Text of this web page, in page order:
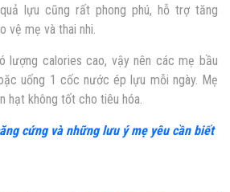
lựu cũng rất phong phú, hỗ trợ tăng
vệ mẹ và thai nhi.
lượng calories cao, vậy nên các mẹ bầu
uống 1 cốc nước ép lựu mỗi ngày. Mẹ
hạt không tốt cho tiêu hóa.
cứng và những lưu ý mẹ yêu cần biết